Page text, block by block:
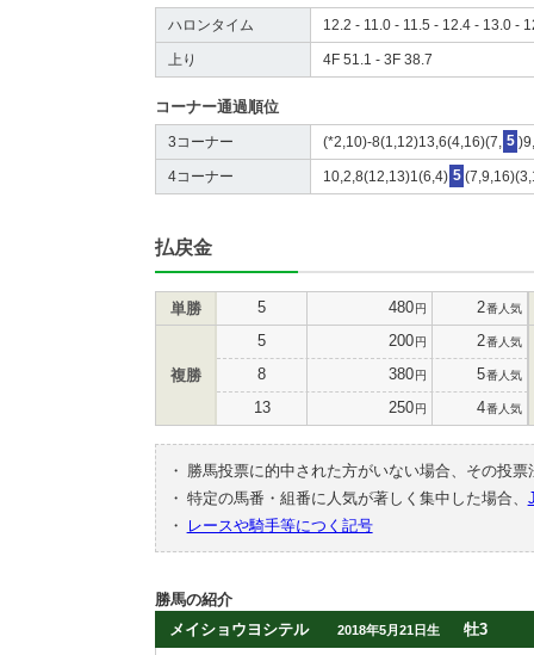
ハロンタイム 12.2 - 11.0 - 11.5 - 12.4 - 13.0 -
上り 4F 51.1 - 3F 38.7
コーナー通過順位
3コーナー (*2,10)-8(1,12)13,6(4,16)(7, 5
4コーナー 10,2,8(12,13)1(6,4) 5
払戻金
単勝 5 480円 2番人気
複勝
5 200円 2番人気
8 380円 5番人気
13 250円 4番人気
・
勝馬投票に的中された方がいない場合、その投
・ 特定の馬番・組番に人気が著しく集中した場合、
・
レースや騎手等につく記号
勝馬の紹介
メイショウヨシテル
2018年5月21日生 牡3